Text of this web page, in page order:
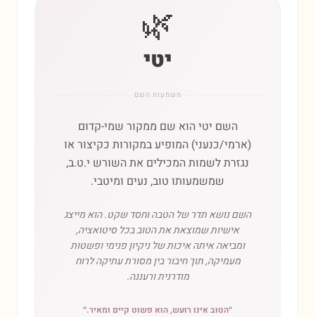
🌿
יטי
משמעות השם
השם יטי הוא שם ממקור שמי-קדום
(ארמי/כנעני) המופיע במקורות כקיצור או
נגזרת לשמות המכילים את השורש י.ט.ב,
שמשמעותו טוב, נעים ומיטבי.
השם נושא תדר של הטבה וחסד שקט. הוא מייצג
אישיות שמוצאת את הטוב בכל סיטואציה,
ומביאה איתה איכות של ניקיון פנימי ופשטות
מעמיקה, תוך חיבור בין מסורת עתיקה לרוח
מודרנית ורעננה.
״הטוב אינו רועש, הוא פשוט קיים ומאיר.״